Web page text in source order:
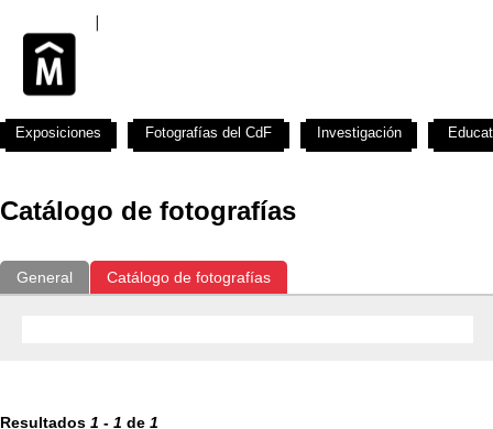
Catálogo de fotografías
General Catálogo de fotografías
Resultados 1 - 1 de 1
Exposiciones Fotografías del CdF Investigación